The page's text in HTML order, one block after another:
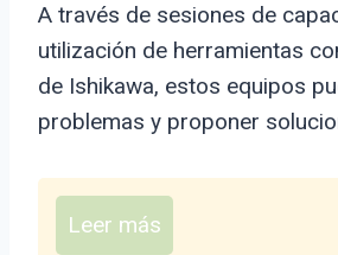
A través de sesiones de
utilización de herramientas
de Ishikawa, estos equipos
problemas y proponer
Leer más